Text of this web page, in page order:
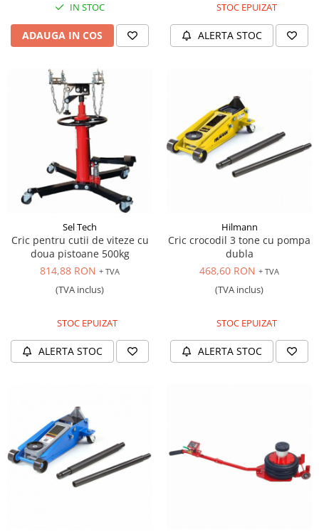
IN STOC
ADAUGA IN COS
STOC EPUIZAT
ALERTA STOC
Sel Tech
Cric pentru cutii de viteze cu
doua pistoane 500kg
814,88 RON + TVA
(TVA inclus)
STOC EPUIZAT
ALERTA STOC
Hilmann
Cric crocodil 3 tone cu pompa
dubla
468,60 RON + TVA
(TVA inclus)
STOC EPUIZAT
ALERTA STOC